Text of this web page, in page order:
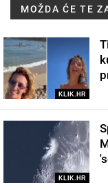
MOŽDA ĆE TE
KLIK.HR
KLIK.HR